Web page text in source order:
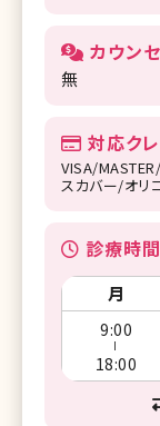
カウン
無
対応ク
VISA/
スカバー/オリ
診療時間
月
9:00
18:00